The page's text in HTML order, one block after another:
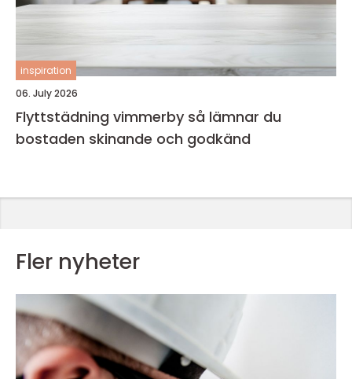
inspiration
06. July 2026
Flyttstädning vimmerby så lämnar du
bostaden skinande och godkänd
Fler nyheter